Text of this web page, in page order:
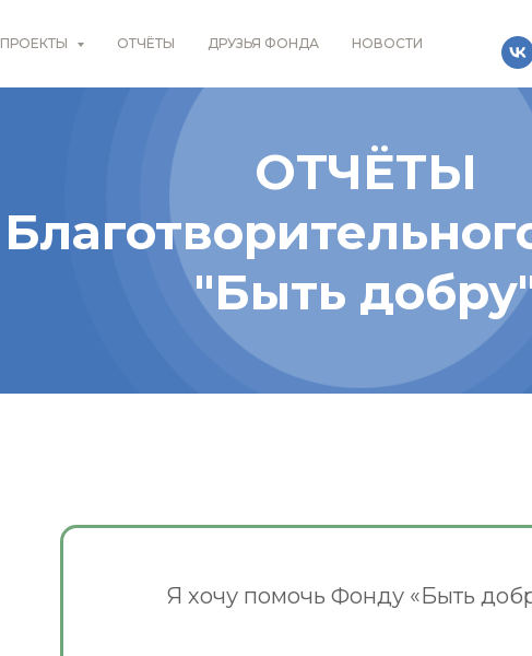
ПРОЕКТЫ ОТЧЁТЫ ДРУЗЬЯ ФОНДА НОВОСТИ
ОТЧЁТЫ
"Быть
Я хочу помочь Фонду «Быть